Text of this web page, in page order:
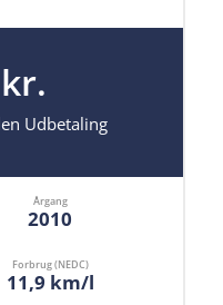
Udbetaling
Årgang
2010
Forbrug (NEDC)
11,9 km/l